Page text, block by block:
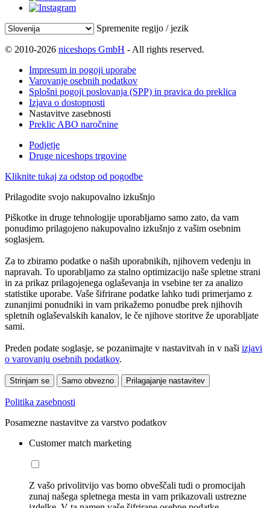
Spremenite regijo / jezik
© 2010-2026 niceshops GmbH - All rights reserved.
Impresum in pogoji uporabe
Varovanje osebnih podatkov
Splošni pogoji poslovanja (SPP) in pravica do preklica
Izjava o dostopnosti
Nastavitve zasebnosti
Preklic ABO naročnine
Podjetje
Druge niceshops trgovine
Kliknite tukaj za odstop od pogodbe
Prilagodite svojo nakupovalno izkušnjo
Piškotke in druge tehnologije uporabljamo samo zato, da vam
ponudimo prilagojeno nakupovalno izkušnjo z vašim osebnim
soglasjem.
Za to zbiramo podatke o naših uporabnikih, njihovem vedenju in
napravah. To uporabljamo za stalno optimizacijo naše spletne strani
in za prikaz prilagojenega oglaševanja in vsebine ter za analizo
statistike uporabe. Vaše šifrirane podatke lahko tudi primerjamo z
zunanjimi ponudniki in vam prikažemo ponudbe prek njihovih
spletnih oglaševalskih kanalov, le če njihove storitve že uporabljate
sami.
Preden podate soglasje, se pozanimajte v nastavitvah in v naši izjavi
o varovanju osebnih podatkov.
Strinjam se Samo obvezno Prilagajanje nastavitev
Politika zasebnosti
Posamezne nastavitve za varstvo podatkov
Customer match marketing
Z vašo privolitvijo vas bomo obveščali tudi o promocijah
zunaj našega spletnega mesta in vam prikazovali ustrezne